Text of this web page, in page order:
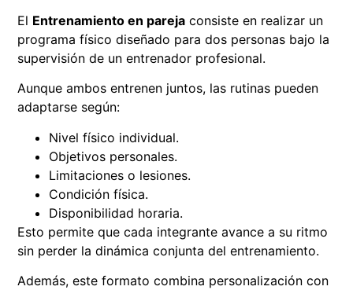
El Entrenamiento en pareja consiste en realizar un
programa físico diseñado para dos personas bajo la
supervisión de un entrenador profesional.
Aunque ambos entrenen juntos, las rutinas pueden
adaptarse según:
Nivel físico individual.
Objetivos personales.
Limitaciones o lesiones.
Condición física.
Disponibilidad horaria.
Esto permite que cada integrante avance a su ritmo
sin perder la dinámica conjunta del entrenamiento.
Además, este formato combina personalización con